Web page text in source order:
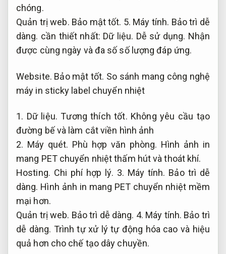
chóng.
Quản trị web. Bảo mật tốt. 5. Máy tính. Bảo trì dễ
dàng. cần thiết nhất: Dữ liệu. Dễ sử dụng. Nhận
được cùng ngày và đa số số lượng đáp ứng.
Website. Bảo mật tốt. So sánh mang công nghệ
máy in sticky label chuyển nhiệt
1. Dữ liệu. Tương thích tốt. Không yêu cầu tạo
đường bế và làm cắt viền hình ảnh
2. Máy quét. Phù hợp văn phòng. Hình ảnh in
mang PET chuyển nhiệt thấm hút và thoát khí.
Hosting. Chi phí hợp lý. 3. Máy tính. Bảo trì dễ
dàng. Hình ảnh in mang PET chuyển nhiệt mềm
mại hơn.
Quản trị web. Bảo trì dễ dàng. 4. Máy tính. Bảo trì
dễ dàng. Trình tự xử lý tự động hóa cao và hiệu
quả hơn cho chế tạo dây chuyền.